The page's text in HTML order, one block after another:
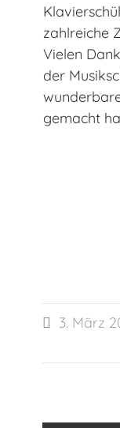
zahlreiche
Vielen
der
gemacht
 3. März